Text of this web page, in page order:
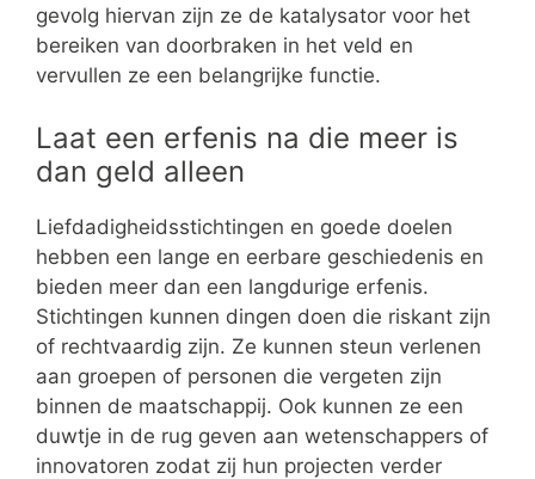
gevolg hiervan zijn ze de katalysator voor het
bereiken van doorbraken in het veld en
vervullen ze een belangrijke functie.
Laat een erfenis na die meer is
dan geld alleen
Liefdadigheidsstichtingen en goede doelen
hebben een lange en eerbare geschiedenis en
bieden meer dan een langdurige erfenis.
Stichtingen kunnen dingen doen die riskant zijn
of rechtvaardig zijn. Ze kunnen steun verlenen
aan groepen of personen die vergeten zijn
binnen de maatschappij. Ook kunnen ze een
duwtje in de rug geven aan wetenschappers of
innovatoren zodat zij hun projecten verder